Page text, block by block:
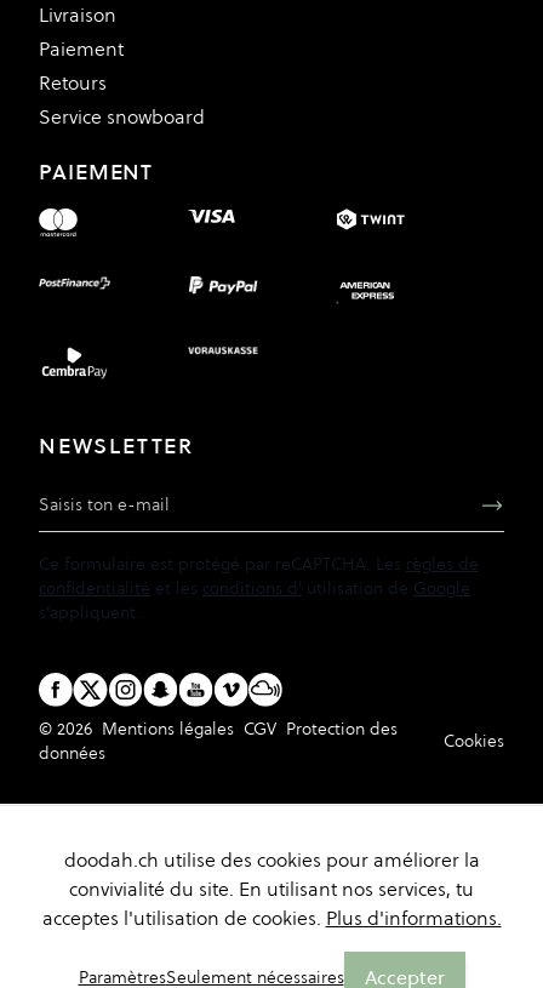
Livraison
Paiement
Retours
Service snowboard
PAIEMENT
NEWSLETTER
Adresse e-mail
Ce formulaire est protégé par reCAPTCHA. Les règles de
confidentialité et les conditions d' utilisation de Google
s'appliquent.
© 2026 Mentions légales CGV Protection des
données
Cookies
doodah.ch utilise des cookies pour améliorer la
convivialité du site. En utilisant nos services, tu
acceptes l'utilisation de cookies. Plus d'informations.
ParamètresSeulement nécessaires Accepter